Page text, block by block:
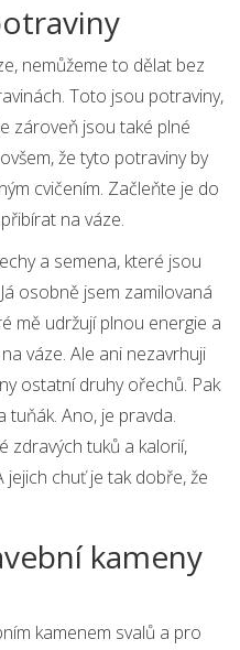
nemůžeme to dělat bez
Toto jsou potraviny,
zároveň jsou také plné
že tyto potraviny by
cvičením. Začleňte je do
na váze.
a semena, které jsou
osobně jsem zamilovaná
mě udržují plnou energie a
váze. Ale ani nezavrhuji
ostatní druhy ořechů. Pak
tuňák. Ano, je pravda.
zdravých tuků a kalorií,
jejich chuť je tak dobře, že
kameny
kamenem svalů a pro